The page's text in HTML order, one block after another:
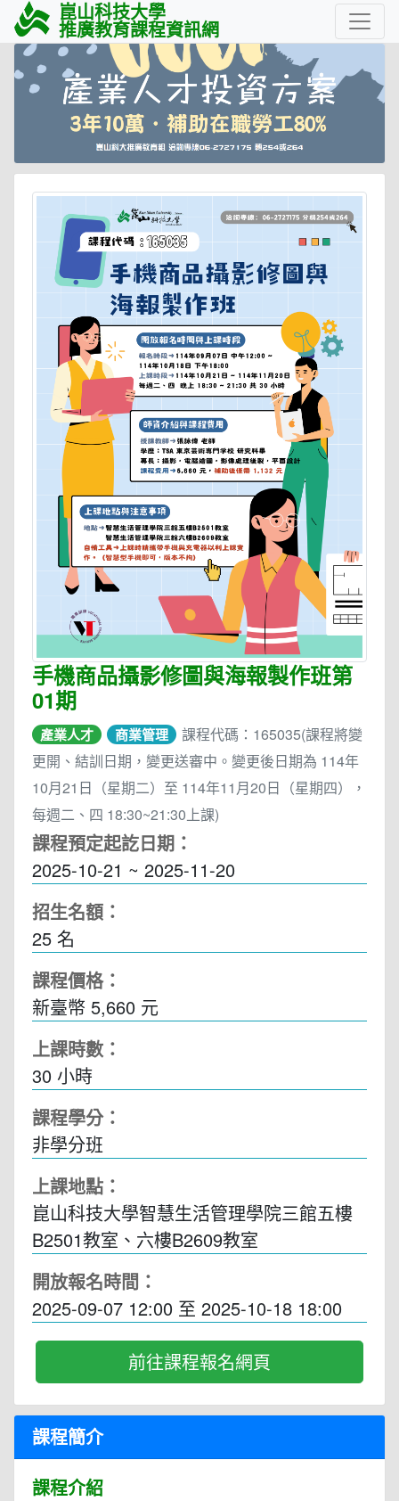
崑山科技大學
推廣教育課程資訊網
手機商品攝影修圖與海報製作班第
01期
產業人才 商業管理
課程代碼：165035(課程將變
更開、結訓日期，變更送審中。變更後日期為 114年
10月21日（星期二）至 114年11月20日（星期四），
每週二、四 18:30~21:30上課)
課程預定起訖日期：
2025-10-21 ~ 2025-11-20
招生名額：
25 名
課程價格：
新臺幣 5,660 元
上課時數：
30 小時
課程學分：
非學分班
上課地點：
崑山科技大學智慧生活管理學院三館五樓
B2501教室、六樓B2609教室
開放報名時間：
2025-09-07 12:00 至 2025-10-18 18:00
前往課程報名網頁
課程簡介
課程介紹